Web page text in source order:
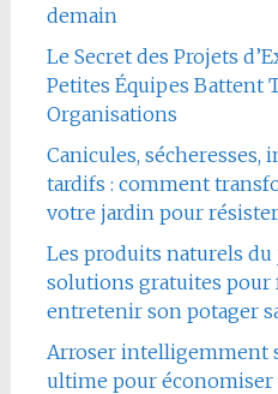
demain
Le Secret des Projets
Petites Équipes Battent
Organisations
Canicules, sécheresses,
tardifs : comment
votre jardin pour
Les produits naturels du
solutions gratuites pour
entretenir son potager
Arroser intelligemment
ultime pour économiser